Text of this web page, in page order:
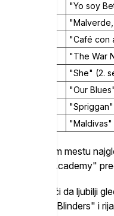
"Yo soy
"Malverde,
"Café con
"The War
"She" (2.
"Our
"Spriggan"
"Maldivas"
na prvom mestu
Umbrella Academy"
listi, budući da ljubilji
"Peaky Blinders" i